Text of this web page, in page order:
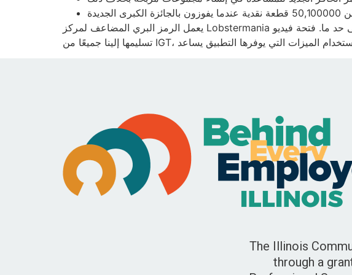
يعمل الرمز البري المضاعف لمركز Lobstermania على تسريع احتمالية الحصول على جوائز كبيرة فعالة إلى حد ما. فتحة فيديو Lobstermania عبر الإنترنت، والتي تم
The Illinois
through a